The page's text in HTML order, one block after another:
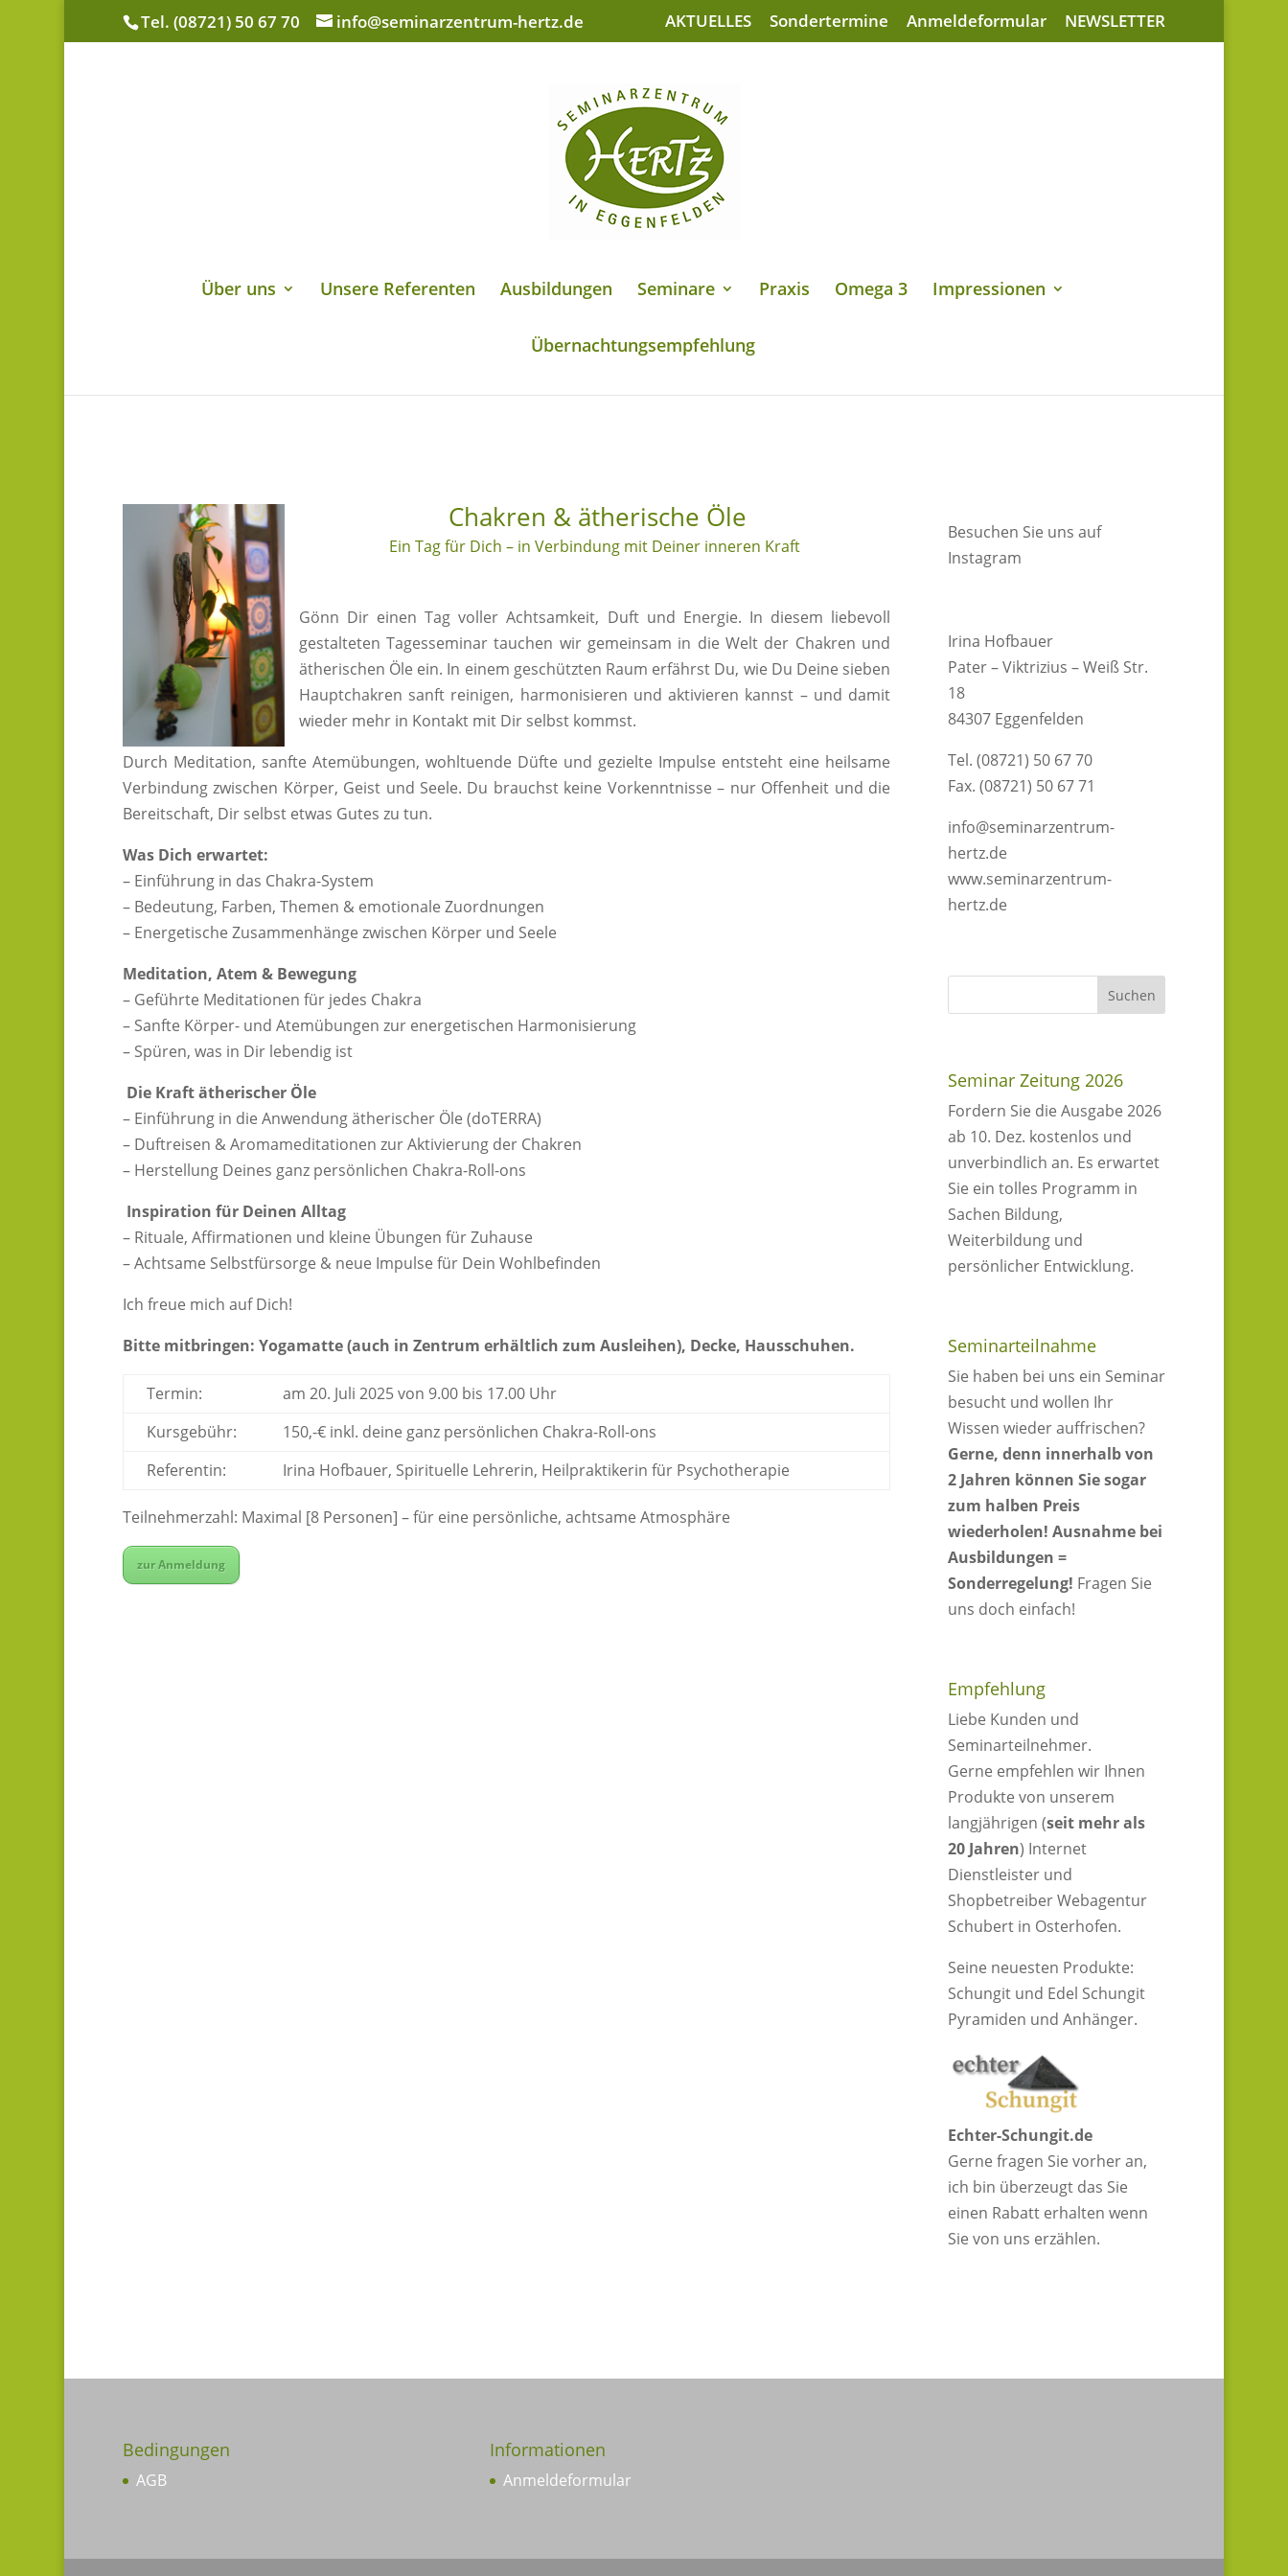
Tel. (08721) 50 67 70 info@seminarzentrum-hertz.de AKTUELLES Sondertermine Anmeldeformular NEWSLETTER
Über uns Unsere Referenten Ausbildungen Seminare Praxis Omega 3 Impressionen
Übernachtungsempfehlung
Chakren & ätherische Öle
Ein Tag für Dich – in Verbindung mit Deiner inneren Kraft
Gönn Dir einen Tag voller Achtsamkeit, Duft und Energie. In diesem liebevoll
gestalteten Tagesseminar tauchen wir gemeinsam in die Welt der Chakren und
ätherischen Öle ein. In einem geschützten Raum erfährst Du, wie Du Deine sieben
Hauptchakren sanft reinigen, harmonisieren und aktivieren kannst – und damit
wieder mehr in Kontakt mit Dir selbst kommst.
Durch Meditation, sanfte Atemübungen, wohltuende Düfte und gezielte Impulse entsteht eine heilsame
Verbindung zwischen Körper, Geist und Seele. Du brauchst keine Vorkenntnisse – nur Offenheit und die
Bereitschaft, Dir selbst etwas Gutes zu tun.
Was Dich erwartet:
– Einführung in das Chakra-System
– Bedeutung, Farben, Themen & emotionale Zuordnungen
– Energetische Zusammenhänge zwischen Körper und Seele
Meditation, Atem & Bewegung
– Geführte Meditationen für jedes Chakra
– Sanfte Körper- und Atemübungen zur energetischen Harmonisierung
– Spüren, was in Dir lebendig ist
Die Kraft ätherischer Öle
– Einführung in die Anwendung ätherischer Öle (doTERRA)
– Duftreisen & Aromameditationen zur Aktivierung der Chakren
– Herstellung Deines ganz persönlichen Chakra-Roll-ons
Inspiration für Deinen Alltag
– Rituale, Affirmationen und kleine Übungen für Zuhause
– Achtsame Selbstfürsorge & neue Impulse für Dein Wohlbefinden
Ich freue mich auf Dich!
Bitte mitbringen: Yogamatte (auch in Zentrum erhältlich zum Ausleihen), Decke, Hausschuhen.
Termin:
am 20. Juli 2025 von 9.00 bis 17.00 Uhr
Kursgebühr:
150,-€ inkl. deine ganz persönlichen Chakra-Roll-ons
Referentin:
Irina Hofbauer, Spirituelle Lehrerin, Heilpraktikerin für Psychotherapie
Teilnehmerzahl: Maximal [8 Personen] – für eine persönliche, achtsame Atmosphäre
zur Anmeldung
Besuchen Sie uns auf
Instagram
Irina Hofbauer
Pater – Viktrizius – Weiß Str.
18
84307 Eggenfelden
Tel. (08721) 50 67 70
Fax. (08721) 50 67 71
info@seminarzentrum-
hertz.de
www.seminarzentrum-
hertz.de
Seminar Zeitung 2026
Fordern Sie die Ausgabe 2026
ab 10. Dez. kostenlos und
unverbindlich an. Es erwartet
Sie ein tolles Programm in
Sachen Bildung,
Weiterbildung und
persönlicher Entwicklung.
Seminarteilnahme
Sie haben bei uns ein Seminar
besucht und wollen Ihr
Wissen wieder auffrischen?
Gerne, denn innerhalb von
2 Jahren können Sie sogar
zum halben Preis
wiederholen! Ausnahme bei
Ausbildungen =
Sonderregelung! Fragen Sie
uns doch einfach!
Empfehlung
Liebe Kunden und
Seminarteilnehmer.
Gerne empfehlen wir Ihnen
Produkte von unserem
langjährigen (seit mehr als
20 Jahren) Internet
Dienstleister und
Shopbetreiber Webagentur
Schubert in Osterhofen.
Seine neuesten Produkte:
Schungit und Edel Schungit
Pyramiden und Anhänger.
Echter-Schungit.de
Gerne fragen Sie vorher an,
ich bin überzeugt das Sie
einen Rabatt erhalten wenn
Sie von uns erzählen.
Bedingungen
AGB
Informationen
Anmeldeformular